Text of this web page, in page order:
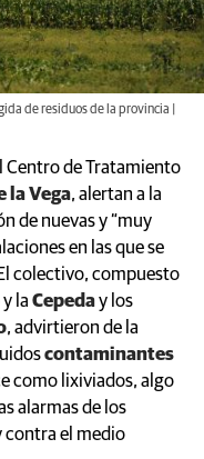
de residuos de la provincia |
Centro de Tratamiento
la Vega, alertan a la
de nuevas y “muy
en las que se
colectivo, compuesto
y la Cepeday los
, advirtieron de la
contaminantes
como lixiviados, algo
alarmas de los
contra el medio